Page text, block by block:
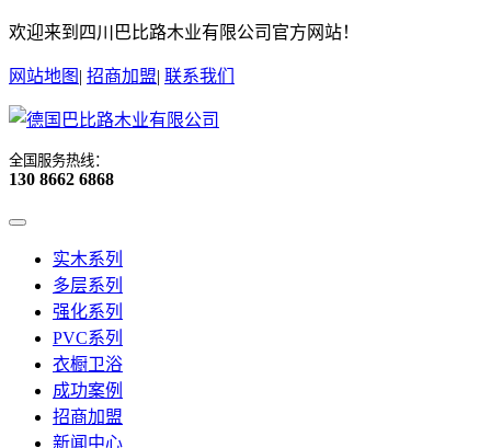
欢迎来到四川巴比路木业有限公司官方网站！
网站地图 | 招商加盟| 联系我们
全国服务热线：
130 8662 6868
实木系列
多层系列
强化系列
PVC系列
衣橱卫浴
成功案例
招商加盟
新闻中心